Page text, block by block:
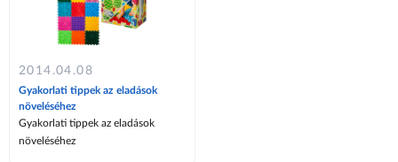
2014.04.08
Gyakorlati tippek az eladások
növeléséhez
Gyakorlati tippek az eladások
növeléséhez